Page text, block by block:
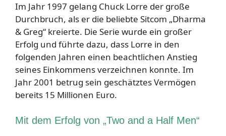
Im Jahr 1997 gelang Chuck Lorre der große
Durchbruch, als er die beliebte Sitcom „Dharma
& Greg“ kreierte. Die Serie wurde ein großer
Erfolg und führte dazu, dass Lorre in den
folgenden Jahren einen beachtlichen Anstieg
seines Einkommens verzeichnen konnte. Im
Jahr 2001 betrug sein geschätztes Vermögen
bereits 15 Millionen Euro.
Mit dem Erfolg von „Two and a Half Men“